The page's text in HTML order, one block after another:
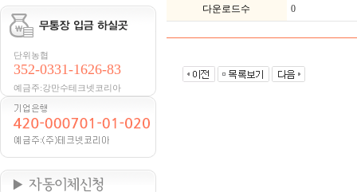
단위농협
352-0331-1626-83
예금주:강만수테크넷코리아
다운로드수 0